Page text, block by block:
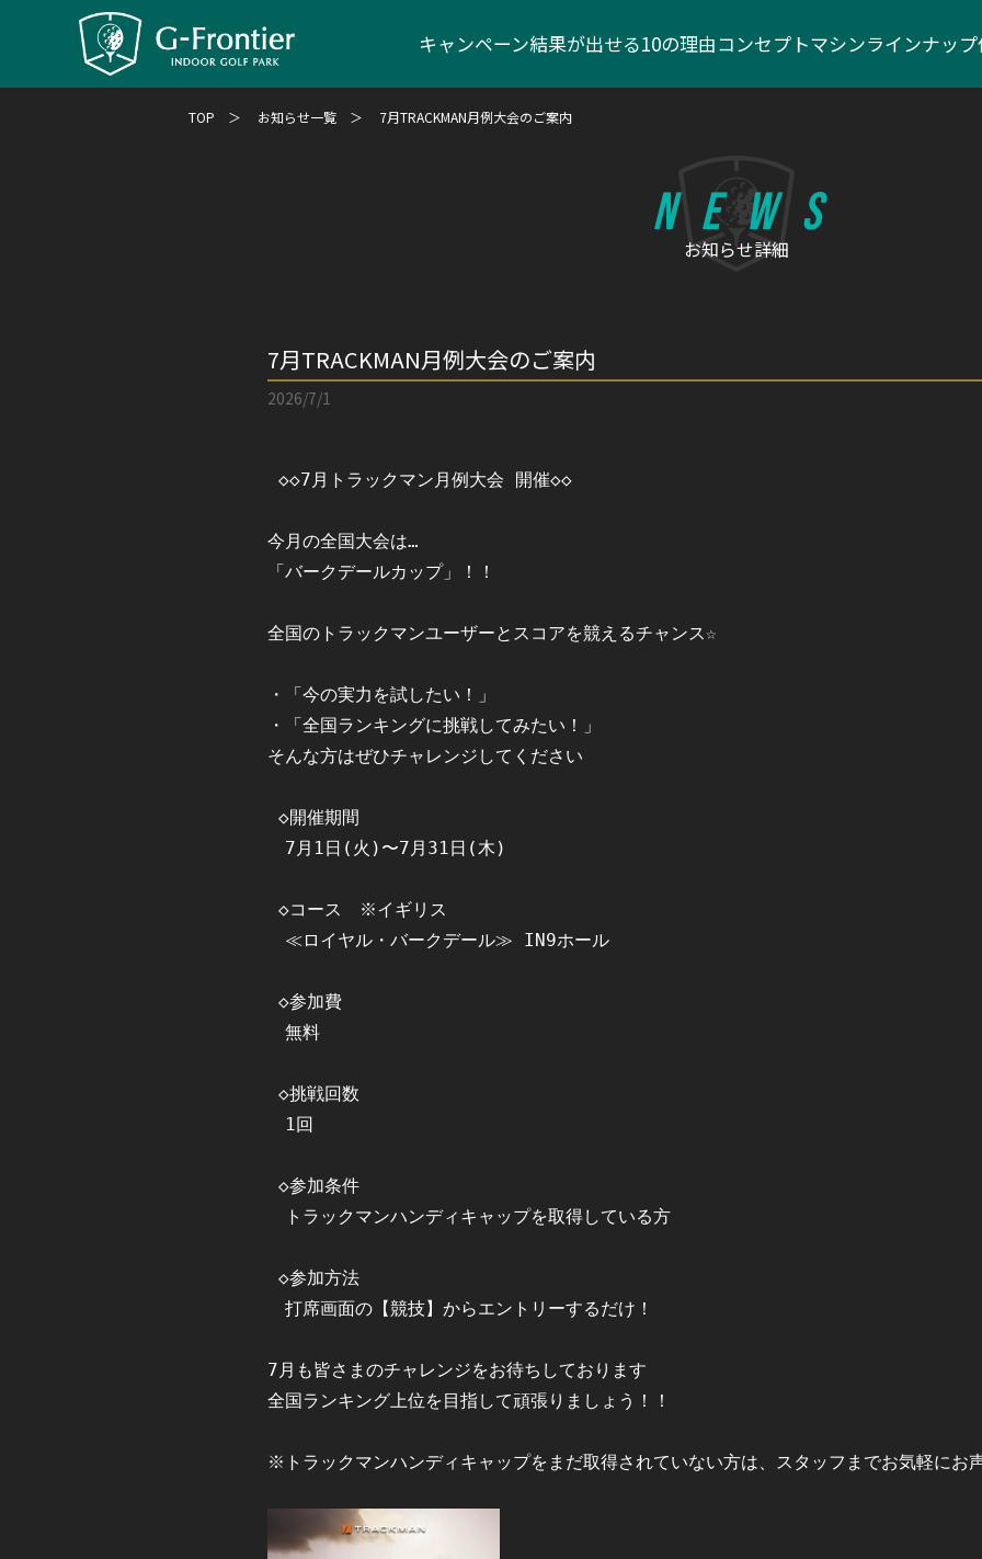
キャンペーン結果が出せる10の理由コンセプトマシンラインナップ
TOP お知らせ一覧 7月TRACKMAN月例大会のご案内
NEWS
お知らせ詳細
7月TRACKMAN月例大会のご案内
2026/7/1
◇◇7月トラックマン月例大会 開催◇◇
今月の全国大会は…
「バークデールカップ」！！️
全国のトラックマンユーザーとスコアを競えるチャンス☆
・「今の実力を試したい！」
・「全国ランキングに挑戦してみたい！」
そんな方はぜひチャレンジしてください
◇開催期間
7月1日(火)〜7月31日(木)
◇コース　※イギリス
≪ロイヤル・バークデール≫ IN9ホール
◇参加費
無料
◇挑戦回数
1回
◇参加条件
トラックマンハンディキャップを取得している方
◇参加方法
打席画面の【競技】からエントリーするだけ！
7月も皆さまのチャレンジをお待ちしております
全国ランキング上位を目指して頑張りましょう！！️
※トラックマンハンディキャップをまだ取得されていない方は、スタッフまでお気軽にお